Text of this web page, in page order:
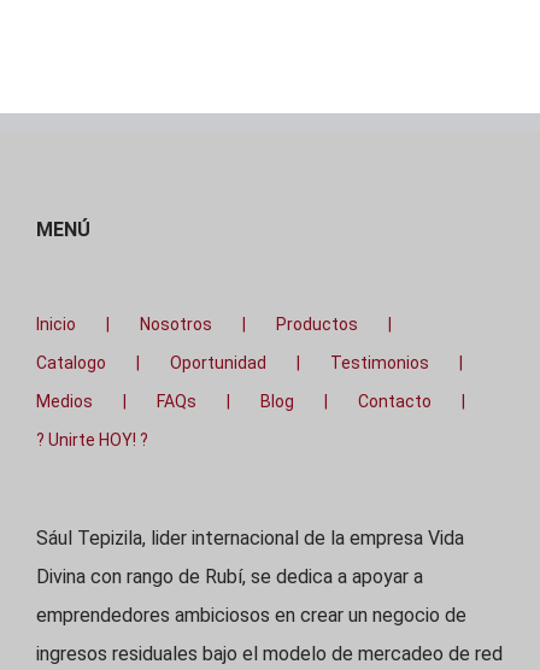
MENÚ
Inicio Nosotros
Productos
Catalogo
Oportunidad
Testimonios
Medios
FAQs Blog
Contacto
? Unirte HOY! ?
Sául Tepizila, lider internacional de la empresa Vida
Divina con rango de Rubí, se dedica a apoyar a
emprendedores ambiciosos en crear un negocio de
ingresos residuales bajo el modelo de mercadeo de red